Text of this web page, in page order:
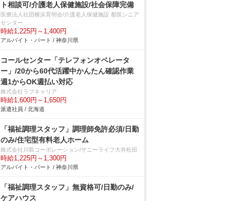
ト相談可/介護老人保健施設/社会保障完備
医療法人社団横浜育明会/介護老人保健施設 都筑シニア
センター
時給1,225円～1,400円
アルバイト・パート / 神奈川県
コールセンター「テレフォンオペレータ
ー」/20から60代活躍中かんたん確認作業
週1からOK週払い対応
株式会社ラブキャリア
時給1,600円～1,650円
派遣社員 / 北海道
「福祉調理スタッフ」調理師免許必須/日勤
のみ/住宅型有料老人ホーム
株式会社川島コーポレーション/サニーライフ大井松田
時給1,225円～1,300円
アルバイト・パート / 神奈川県
「福祉調理スタッフ」無資格可/日勤のみ/
ケアハウス